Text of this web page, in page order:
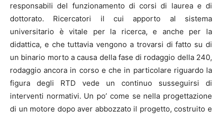
responsabili del funzionamento di corsi di laurea e di
dottorato. Ricercatori il cui apporto al sistema
universitario è vitale per la ricerca, e anche per la
didattica, e che tuttavia vengono a trovarsi di fatto su di
un binario morto a causa della fase di rodaggio della 240,
rodaggio ancora in corso e che in particolare riguardo la
figura degli RTD vede un continuo susseguirsi di
interventi normativi. Un po’ come se nella progettazione
di un motore dopo aver abbozzato il progetto, costruito e